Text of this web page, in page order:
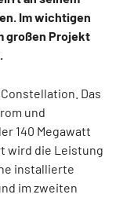
Im wichtigen
großen Projekt
Das
und
140 Megawatt
wird die Leistung
installierte
im zweiten